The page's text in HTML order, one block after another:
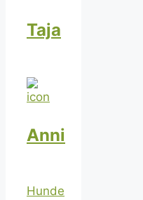
Taja
Anni
Hunde